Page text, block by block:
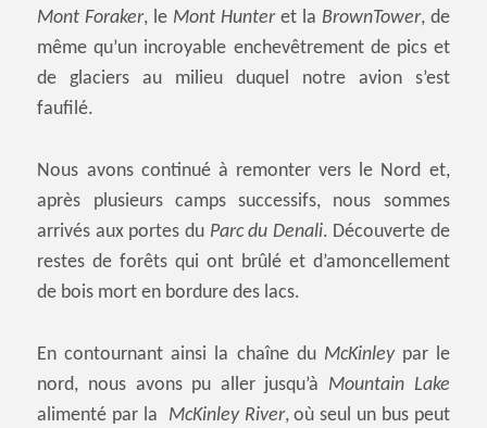
Mont Foraker, le Mont Hunteret la BrownTower, de
même qu’un incroyable enchevêtrement de pics et
de glaciers au milieu duquel notre avion s’est
faufilé.
Nous avons continué à remonter vers le Nord et,
après plusieurs camps successifs, nous sommes
arrivés aux portes du Parc du Denali. Découverte de
restes de forêts qui ont brûlé et d’amoncellement
de bois mort en bordure des lacs.
En contournant ainsi la chaîne du McKinleypar le
nord, nous avons pu aller jusqu’à Mountain Lake
alimenté par la McKinley River, où seul un bus peut